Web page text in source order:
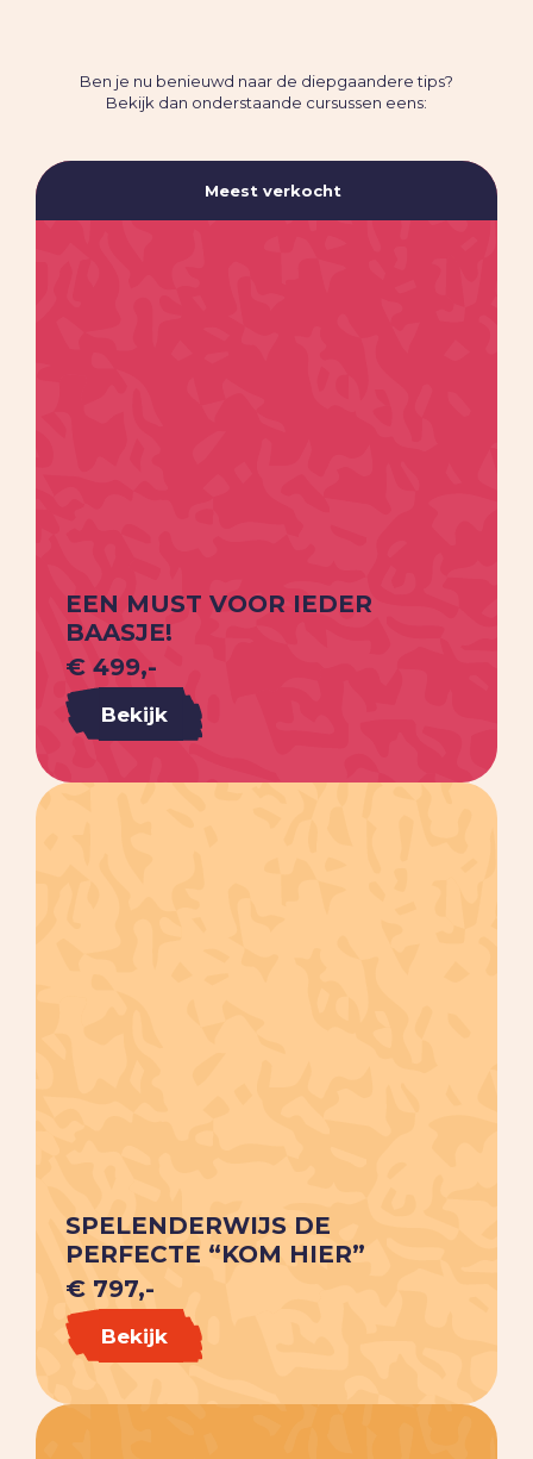
Ben je nu benieuwd naar de diepgaandere tips?
Bekijk dan onderstaande cursussen eens:
EEN MUST VOOR IEDER
BAASJE!
€ 499,-
Bekijk
Meest verkocht
SPELENDERWIJS DE
PERFECTE “KOM HIER”
€ 797,-
Bekijk